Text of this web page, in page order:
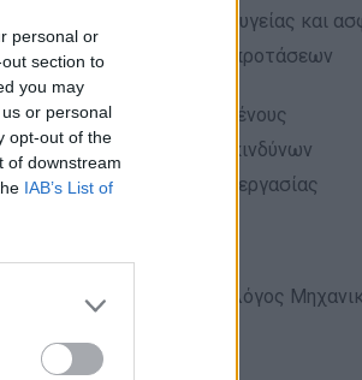
personal or
section to
you may
or personal
opt-out of the
of downstream
IAB’s List of
τήρησης των μέτρων υγείας και
ασφάλειας και υποβολή προτάσεων
από τους εργαζομένους
επαγγελματικών κινδύνων
ασφάλειας στους χώρους εργασίας
Μηχανικός, Μηχανολόγος